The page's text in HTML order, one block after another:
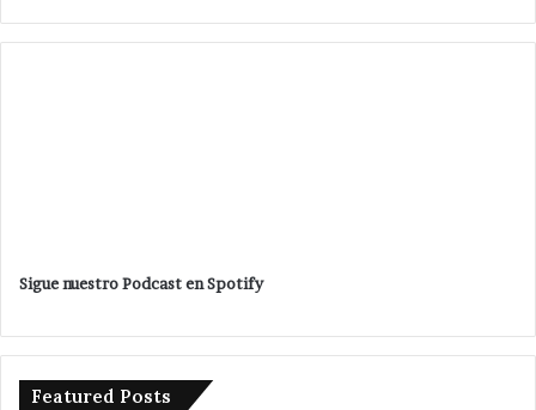
Sigue nuestro Podcast en Spotify
Featured Posts